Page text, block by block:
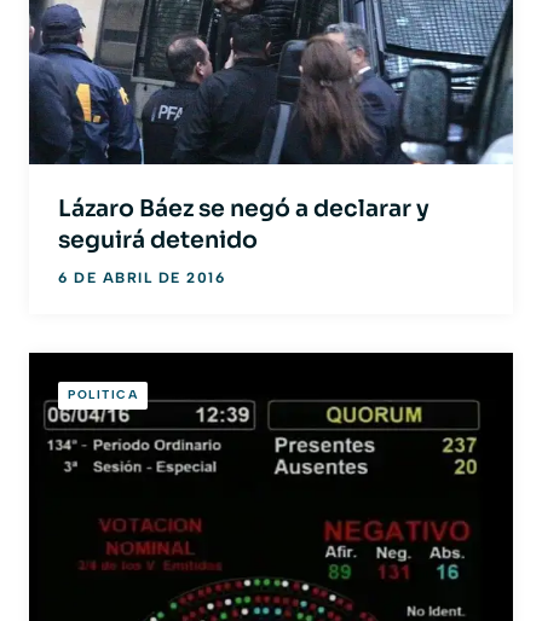
Lázaro Báez se negó a declarar y
seguirá detenido
6 DE ABRIL DE 2016
POLITICA